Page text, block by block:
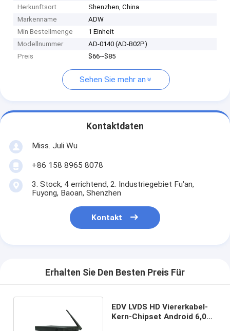
Herkunftsort
Shenzhen, China
Markenname
ADW
Min Bestellmenge
1 Einheit
Modellnummer
AD-0140 (AD-B02P)
Preis
$66~$85
Sehen Sie mehr an
Kontaktdaten
Miss. Juli Wu
+86 158 8965 8078
3. Stock, 4 errichtend, 2. Industriegebiet Fu'an,
Fuyong, Baoan, Shenzhen
Kontakt
Erhalten Sie Den Besten Preis Für
EDV LVDS HD Viererkabel-
Kern-Chipset Android 6,0